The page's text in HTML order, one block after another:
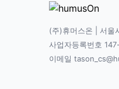
(주)휴머스온 | 서울
사업자등록번호
이메일